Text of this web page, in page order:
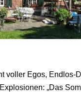
voller Egos, Endlos-
„Das